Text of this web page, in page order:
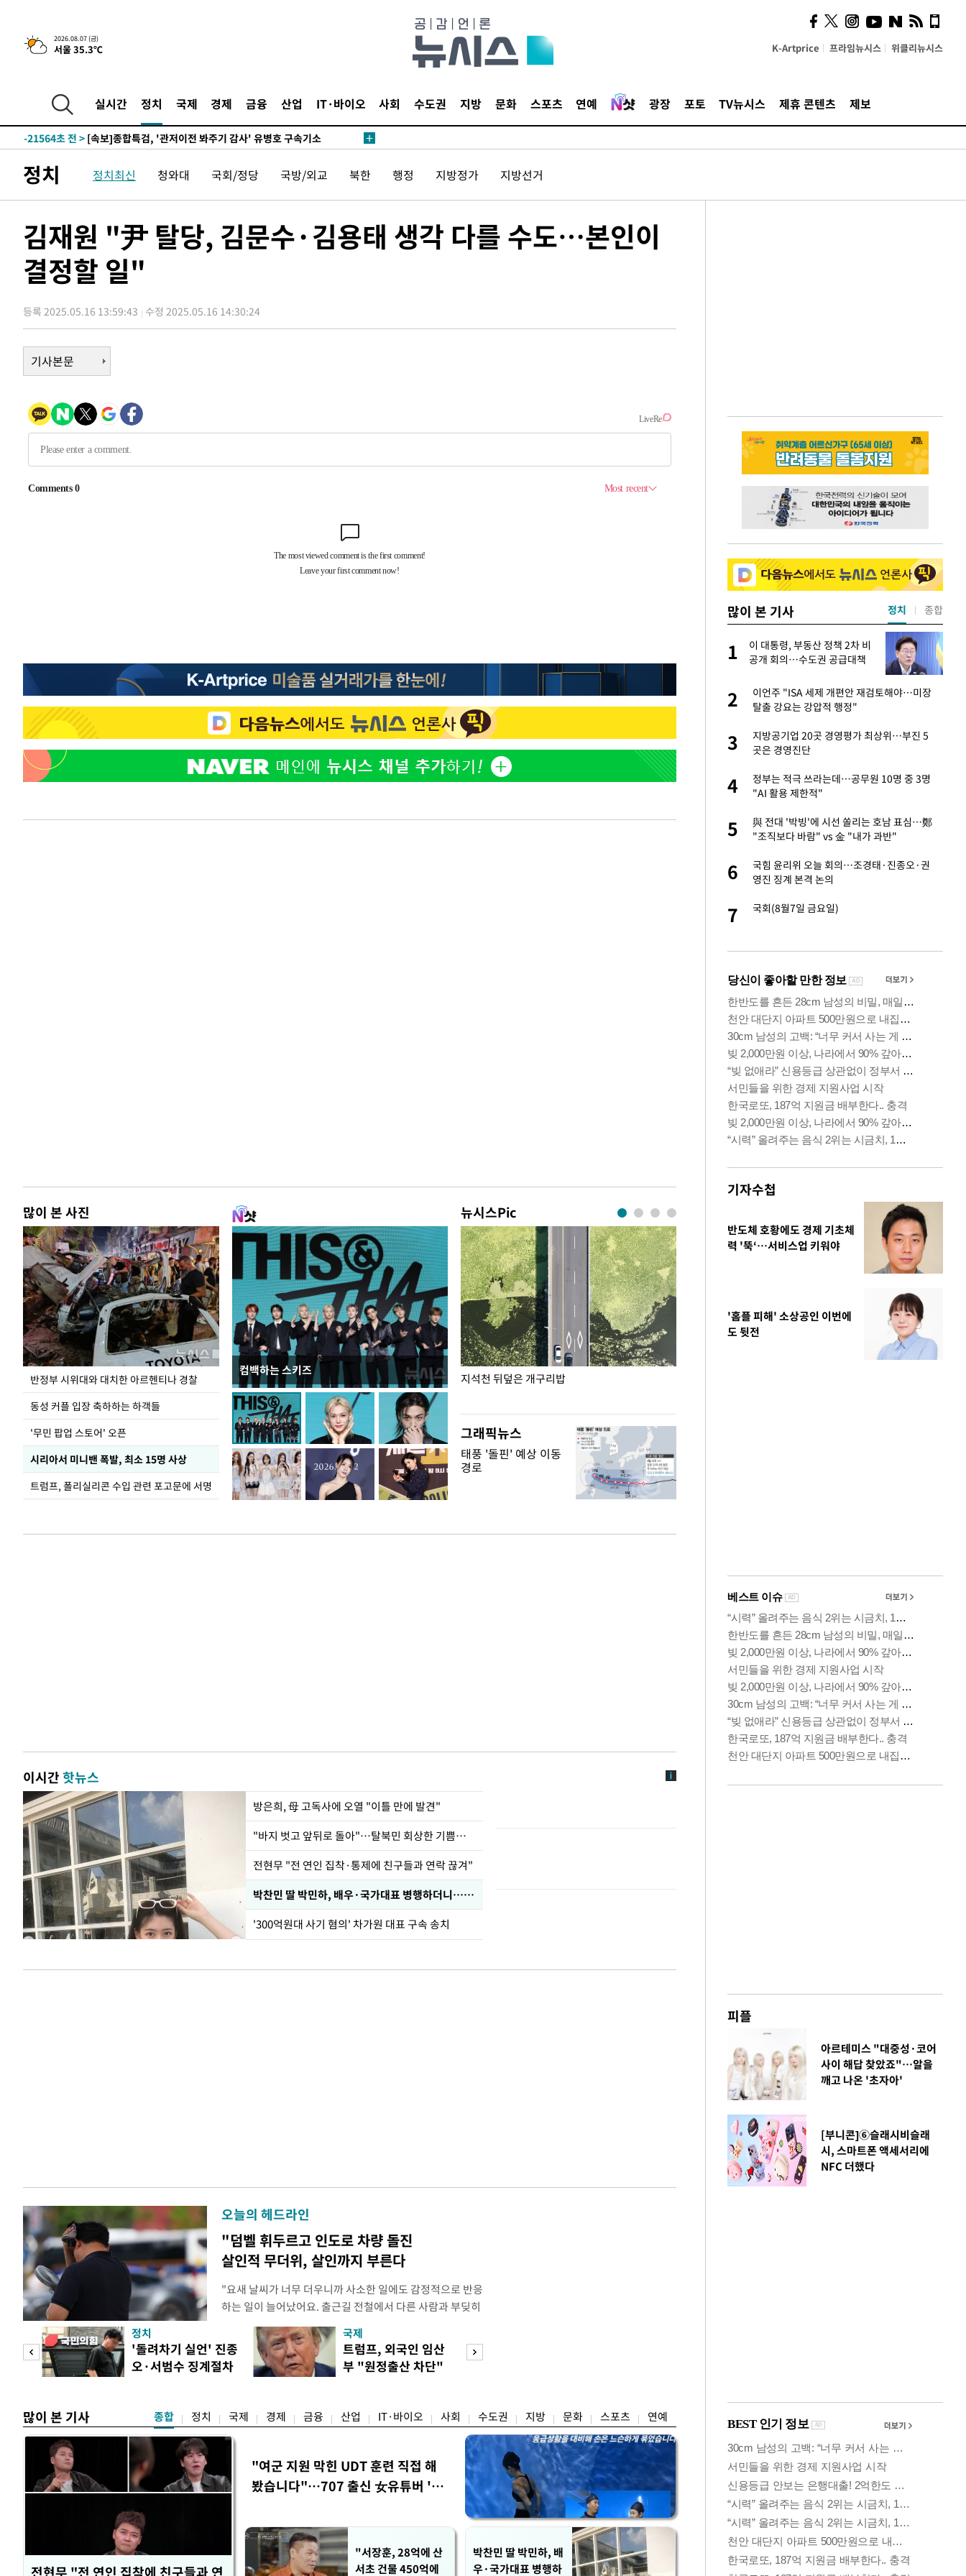
2026.08.07 (금)
서울 35.3℃ K-Artprice 프라임뉴시스 위클리뉴시스
실시간 정치 국제 경제 금융 산업 IT·바이오 사회 수도권 지방 문화 스포츠 연예 광장 포토 TV뉴시스 제휴 콘텐츠 제보
-500초 전 > [속보] 뉴욕증시, 일제 하락 마감…나스닥 0.06%↓
-24538초 전 >
[속보] 7월 중국 수출 23.9%↑ 수입 27.5%↑…무역총액
25.3%↑
-21698초 전 >
-21564초 전 > [속보]종합특검, '관저이전 봐주기 감사' 유병호 구속기소
-17414초 전 >
[속보]'300억원대 사기 혐의' 차가원 대표 구속 송치
-16608초 전 >"미 전국적 살모네라 식중독 원인은 멕시코산 할라피뇨"-- CDC
-15002초 전 >[속보]합수본, '투표율 허위 입력' 중앙·서울·경기도 선관위 등 9곳
압수수색
-14757초 전 >[속보]원·달러 환율, 오전 9시 1423.8원
-14553초 전 >[속보]삼성전자·SK하이닉스 동반 강보합…1%대 상승 출발
-14507초 전 >[속보]코스피, 6300선 재탈환…1.09% 오른 6365.07 개장
태-10970초 전 >
입추에도 극한더위…서울 낮 39도 '폭염중대경보'
-5934초 전 >이란, 호르무즈서 "적국 목표물들"과 대치로 남부 케슘섬에서 두차
-4649초 전 > [속보]美, 폴리실리콘 수입 규제…파생제품 15% 관세, 120일 후 발
효
-2800초 전 >[속보]트럼프, 美 원정출산 금지 행정명령 서명
[속보]'300억원대 사기 혐의' 차가원 대표 구속 송치
-14553초 전 >[속보]삼성전자·SK하이닉스 동반 강보합…1%대 상승 출발
-14539초 전 >
[속보]코스닥, 5.95포인트(0.74%) 상승한 807.62개장
-11672초 전 > 시리아 다마스쿠스 교외에서 미니버스 폭발.. 14명 부상, 3명은 중
태
-10970초 전 >입추에도 극한더위…서울 낮 39도 '폭염중대경보'
-5934초 전 >
이란, 호르무즈서 "적국 목표물들"과 대치로 남부 케슘섬에서 두차
례 큰 폭발음
-4649초 전 >[속보]美, 폴리실리콘 수입 규제…파생제품 15% 관세, 120일 후 발
-500초 전 >[속보] 뉴욕증시, 일제 하락 마감…나스닥 0.06%↓
정치 정치최신 청와대 국회/정당 국방/외교 북한 행정 지방정가 지방선거
김재원 "尹 탈당, 김문수·김용태 생각 다를 수도…본인이
결정할 일"
등록 2025.05.16 13:59:43 수정 2025.05.16 14:30:24
기사본문
많이 본 사진
반정부 시위대와 대치한 아르헨티나 경찰
동성 커플 입장 축하하는 하객들
'무민 팝업 스토어' 오픈
시리아서 미니밴 폭발, 최소 15명 사상
트럼프, 폴리실리콘 수입 관련 포고문에 서명
컴백하는 스키즈
뉴시스Pic
"우리 결혼했어요" 네덜란드서 동성 커플 결혼식
열려
지석천 뒤덮은 개구리밥
그래픽뉴스
태풍 '돌핀' 예상 이동
경로
이시간핫뉴스
방은희, 母 고독사에 오열 "이틀 만에 발견"
"바지 벗고 앞뒤로 돌아"…탈북민 회상한 기쁨조 검사
전현무 "전 연인 집착·통제에 친구들과 연락 끊겨"
박찬민 딸 박민하, 배우·국가대표 병행하더니…근황이
'300억원대 사기 혐의' 차가원 대표 구속 송치
오늘의 헤드라인
"덤벨 휘두르고 인도로 차량 돌진
살인적 무더위, 살인까지 부른다
"요새 날씨가 너무 더우니까 사소한 일에도 감정적으로 반응
하는 일이 늘어났어요. 출근길 전철에서 다른 사람과 부딪히
거나, 누가 길을 막고 서 있으면 짜증이 확 올라오더라고요."
(40대 직장인 A씨) 유례없는 폭염이 이어지면서 사소한 자극
에도 쉽게 짜증을 내거나 감정적으로 반응하는 사람이 늘고
있다. 높은 기온과 습도가 불쾌감과 공격성을 높이는 데다
정치
'돌려차기 실언' 진종
오·서범수 징계절차
국제
트럼프, 외국인 임산
부 "원정출산 차단"
많이 본 기사 종합 정치 국제 경제 금융 산업 IT·바이오 사회 수도권 지방 문화 스포츠 연예
전현무 "전 연인 집착에 친구들과 연
"여군 지원 막힌 UDT 훈련 직접 해
봤습니다"…707 출신 女유튜버 '완
"서장훈, 28억에 산
서초 건물 450억에
박찬민 딸 박민하, 배
우·국가대표 병행하
많이 본 기사
2
"여군 지원 막힌 UDT 훈련 직접 해봤습니
다"…707 출신 女유튜버 '완벽 소화'
3
"서장훈, 28억에 산 서초 건물 450억에 매물
로"
4
박찬민 딸 박민하, 배우·국가대표 병행하더
5
"신약 찾자"…정부 과제로 속도내는 K-제약
1
이 대통령, 부동산 정책 2차 비
공개 회의…수도권 공급대책
2
이언주 "ISA 세제 개편안 재검토해야…미장
탈출 강요는 강압적 행정"
3
지방공기업 20곳 경영평가 최상위…부진 5
곳은 경영진단
4
정부는 적극 쓰라는데…공무원 10명 중 3명
"AI 활용 제한적"
5
與 전대 '박빙'에 시선 쏠리는 호남 표심…鄭
"조직보다 바람" vs 金 "내가 과반"
6
국힘 윤리위 오늘 회의…조경태·진종오·권
영진 징계 본격 논의
7 국회(8월7일 금요일)
정치 종합
기자수첩
반도체 호황에도 경제 기초체
력 '뚝‘…서비스업 키워야
'홈플 피해' 소상공인 이번에
도 뒷전
피플
아르테미스 "대중성·코어
사이 해답 찾았죠"…알을
깨고 나온 '초자아'
[부니콘]⑥슬래시비슬래
시, 스마트폰 액세서리에
NFC 더했다